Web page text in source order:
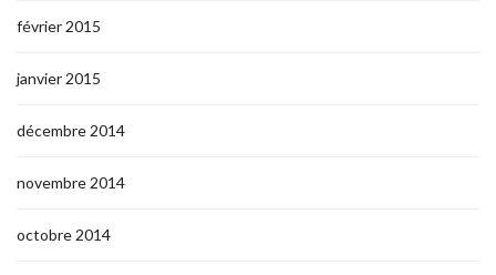
février 2015
janvier 2015
décembre 2014
novembre 2014
octobre 2014